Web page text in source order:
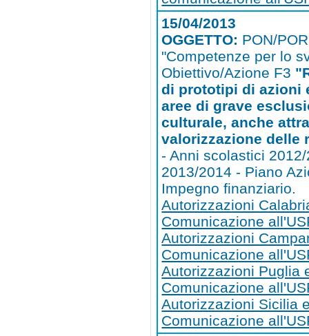
15/04/2013
OGGETTO: PON/
"Competenze per lo
Obiettivo/Azione F3
di prototipi di azioni
aree di grave
culturale, anche
valorizzazione delle
- Anni scolastici
2013/2014 - Piano
Impegno finanziario.
Autorizzazioni
Comunicazione
Autorizzazioni
Comunicazione
Autorizzazioni Puglia
Comunicazione
Autorizzazioni Sicilia
Comunicazione